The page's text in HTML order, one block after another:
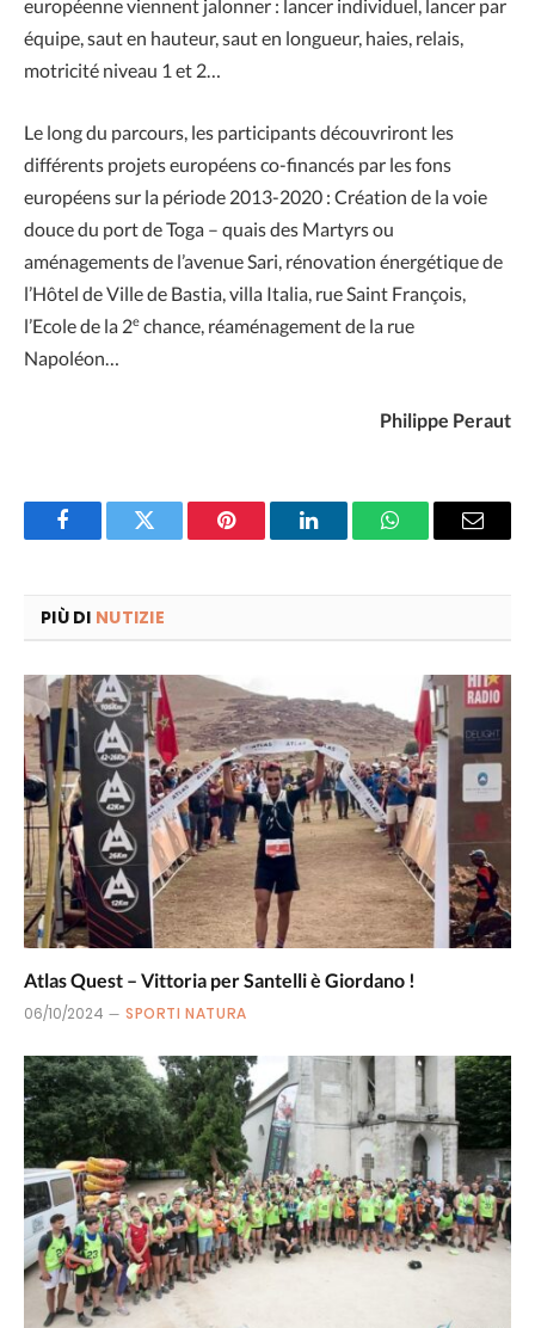
européenne viennent jalonner : lancer individuel, lancer par
équipe, saut en hauteur, saut en longueur, haies, relais,
motricité niveau 1 et 2…
Le long du parcours, les participants découvriront les
différents projets européens co-financés par les fons
européens sur la période 2013-2020 : Création de la voie
douce du port de Toga – quais des Martyrs ou
aménagements de l’avenue Sari, rénovation énergétique de
l’Hôtel de Ville de Bastia, villa Italia, rue Saint François,
l’Ecole de la 2e chance, réaménagement de la rue
Napoléon…
Philippe Peraut
FacebookTwitter Pinterest LinkedInWhatsAppEmail
PIÙ DI NUTIZIE
Atlas Quest – Vittoria per Santelli è Giordano !
06/10/2024 SPORTI NATURA